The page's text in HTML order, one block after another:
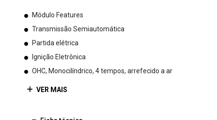
Módulo Features
Transmissão Semiautomática
Partida elétrica
Ignição Eletrônica
OHC, Monocilíndrico, 4 tempos, arrefecido a ar
VER MAIS